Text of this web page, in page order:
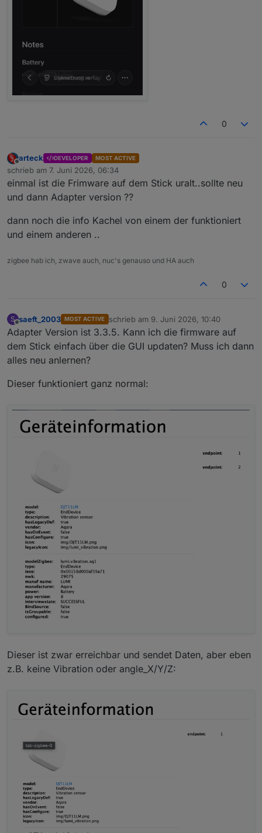
0
Offline
arteck DEVELOPER MOST ACTIVE
schrieb am 7. Juni 2026, 06:34
zuletzt editiert von
einmal ist die Frimware auf dem Stick uralt..sollte neu
und dann Adapter version ??
dann noch die info Kachel von einem der funktioniert
und einem anderen ..
zigbee hab ich, zwave auch, nuc's genauso und HA auch
0
S
Offline
saeft_2003 MOST ACTIVE schrieb am 9. Juni 2026, 10:40
zuletzt editiert von
Adapter Version ist 3.3.5. Kann ich die firmware auf
dem Stick einfach über die GUI updaten? Muss ich dann
alles neu anlernen?
Dieser funktioniert ganz normal:
Dieser ist zwar erreichbar und sendet Daten, aber eben
z.B. keine Vibration oder angle_X/Y/Z: